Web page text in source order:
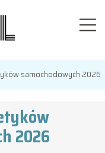
samochodowych 2026
2026